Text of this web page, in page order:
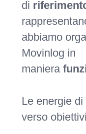
di
abbiamo
Movinlog in
maniera
Le energie
verso